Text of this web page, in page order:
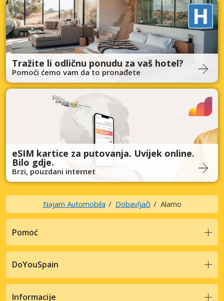
Tražite li odličnu ponudu za vaš hotel?
Pomoći ćemo vam da to pronađete
eSIM kartice za putovanja. Uvijek online.
Bilo gdje.
Brzi, pouzdani internet
Najam Automobila Dobavljači Alamo
Pomoć
DoYouSpain
Informacije